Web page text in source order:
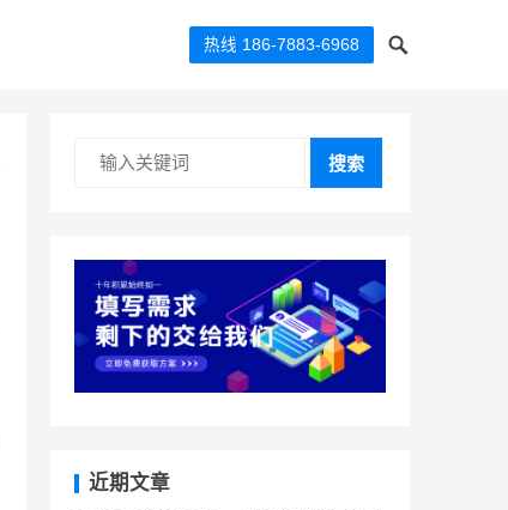
热线 186-7883-6968
搜索
近期文章